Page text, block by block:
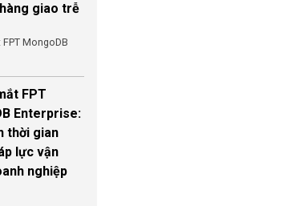
giao trễ
MongoDB
FPT
Enterprise:
thời gian
lực vận
nghiệp